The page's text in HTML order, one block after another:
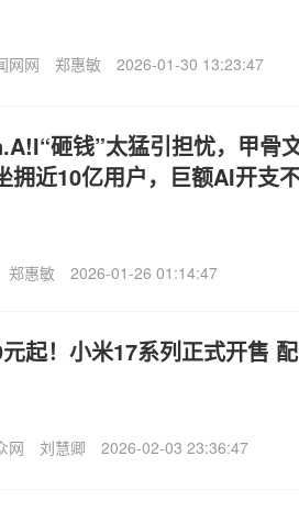
网网 郑惠敏 2026-01-30 13:23:47
砸钱”太猛引担忧，甲骨
拥近10亿用户，巨额AI开支
郑惠敏 2026-01-26 01:14:47
起！小米17系列正式开售
网 刘慧卿 2026-02-03 23:36:47